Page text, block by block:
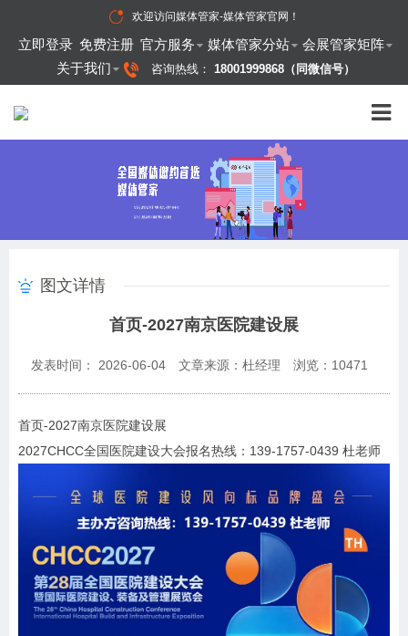
欢迎访问媒体管家-媒体管家官网 ！
立即登录 免费注册 官方服务 媒体管家分站
会展管家矩阵
关于我们
咨询热线： 18001999868（同微信号）
图文详情
首页-2027南京医院建设展
发表时间： 2026-06-04 文章来源：杜经理 浏览： 10471
首页-2027南京医院建设展
2027CHCC全国医院建设大会报名热线：139-1757-0439 杜老师